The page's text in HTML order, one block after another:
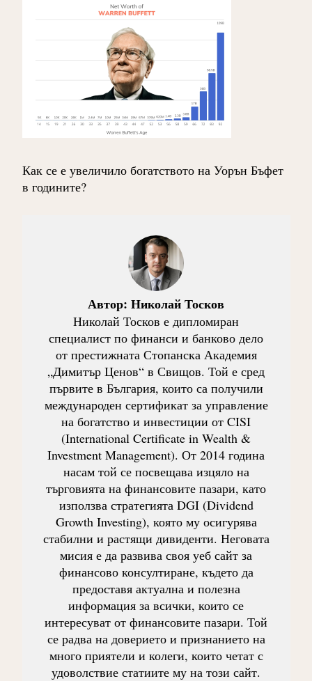
Как се е увеличило богатството на Уорън Бъфет
в годините?
Автор: Николай Тосков
Николай Тосков е дипломиран
специалист по финанси и банково дело
от престижната Стопанска Академия
„Димитър Ценов“ в Свищов. Той е сред
първите в България, които са получили
международен сертификат за управление
на богатство и инвестиции от CISI
(International Certificate in Wealth &
Investment Management). От 2014 година
насам той се посвещава изцяло на
търговията на финансовите пазари, като
използва стратегията DGI (Dividend
Growth Investing), която му осигурява
стабилни и растящи дивиденти. Неговата
мисия е да развива своя уеб сайт за
финансово консултиране, където да
предоставя актуална и полезна
информация за всички, които се
интересуват от финансовите пазари. Той
се радва на доверието и признанието на
много приятели и колеги, които четат с
удоволствие статиите му на този сайт.